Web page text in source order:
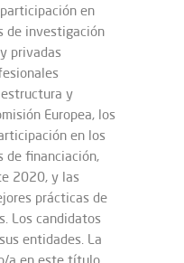
en
de investigación
privadas
y
Europea, los
en los
de financiación,
2020, y las
prácticas de
Los candidatos
entidades. La